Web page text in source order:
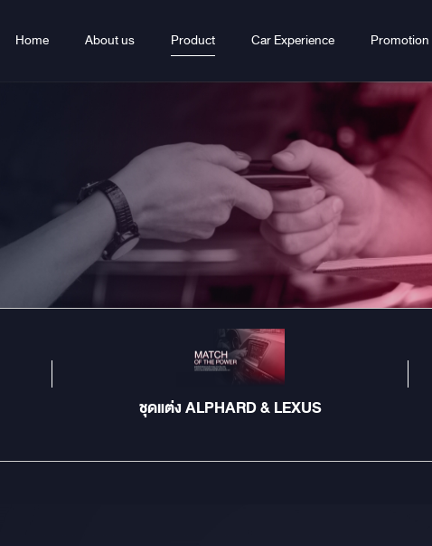
Home About us Product Car Experience Promotion
ชุดแต่ง ALPHARD & LEXUS